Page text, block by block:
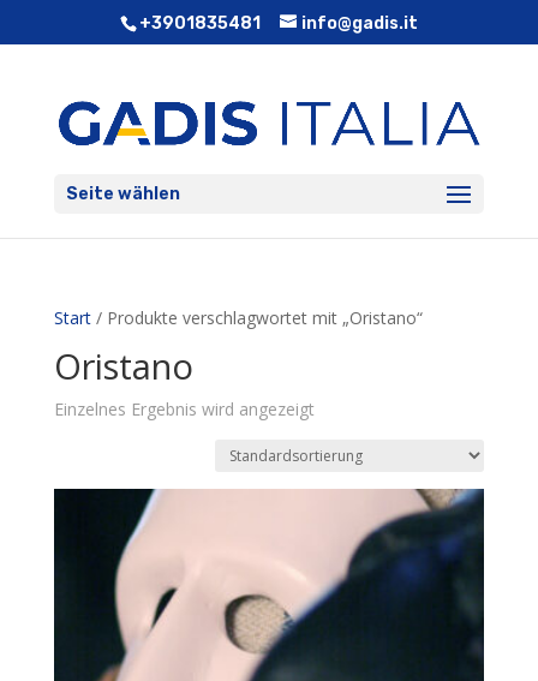
+3901835481 info@gadis.it
Seite wählen
Start/ Produkte verschlagwortet mit „Oristano“
Oristano
Einzelnes Ergebnis wird angezeigt